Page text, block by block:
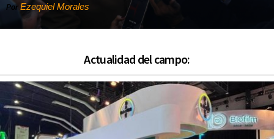
Por Ezequiel Morales
Actualidad del campo: